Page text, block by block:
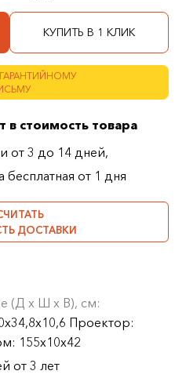
КУПИТЬ В 1 КЛИК
в стоимость товара
от 3 до 14 дней,
бесплатная от 1 дня
ДОСТАВКИ
(Д х Ш х В), см:
Проектор:
155х10х42
от 3 лет